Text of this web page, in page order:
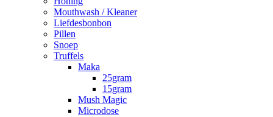
Mouthwash / Kleaner
Liefdesbonbon
Pillen
Snoep
Truffels
Maka
25gram
15gram
Mush Magic
Microdose